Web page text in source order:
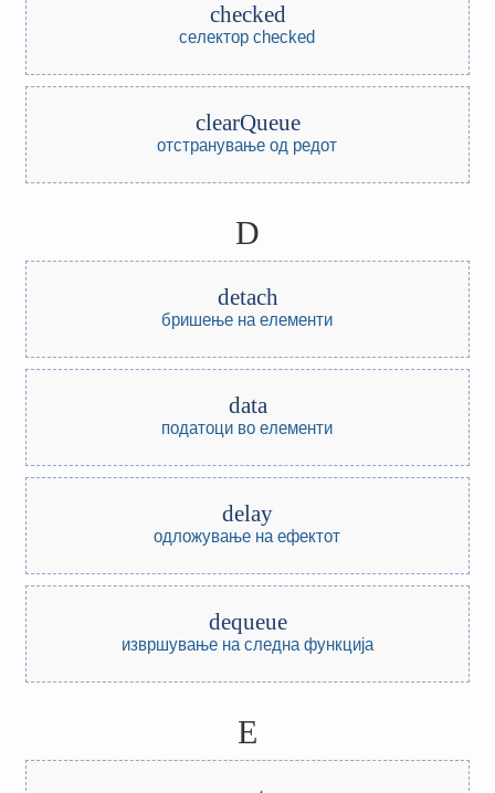
checked
селектор checked
clearQueue
отстранување од редот
D
detach
бришење на елементи
data
податоци во елементи
delay
одложување на ефектот
dequeue
извршување на следна функција
E